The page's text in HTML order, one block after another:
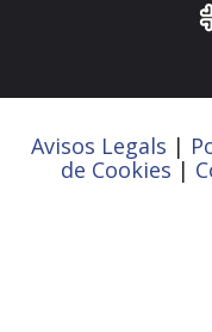
Avisos Legals |
de Cookies |